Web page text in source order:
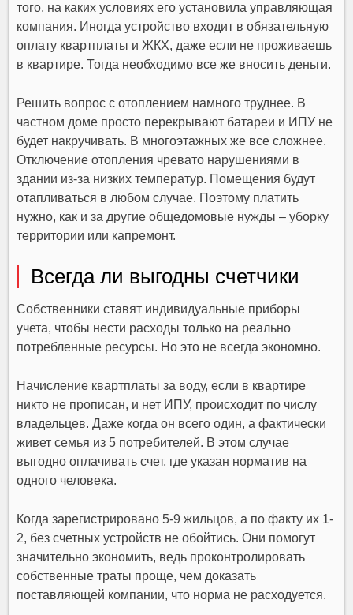
того, на каких условиях его установила управляющая
компания. Иногда устройство входит в обязательную
оплату квартплаты и ЖКХ, даже если не проживаешь
в квартире. Тогда необходимо все же вносить деньги.
Решить вопрос с отоплением намного труднее. В
частном доме просто перекрывают батареи и ИПУ не
будет накручивать. В многоэтажных же все сложнее.
Отключение отопления чревато нарушениями в
здании из-за низких температур. Помещения будут
отапливаться в любом случае. Поэтому платить
нужно, как и за другие общедомовые нужды – уборку
территории или капремонт.
Всегда ли выгодны счетчики
Собственники ставят индивидуальные приборы
учета, чтобы нести расходы только на реально
потребленные ресурсы. Но это не всегда экономно.
Начисление квартплаты за воду, если в квартире
никто не прописан, и нет ИПУ, происходит по числу
владельцев. Даже когда он всего один, а фактически
живет семья из 5 потребителей. В этом случае
выгодно оплачивать счет, где указан норматив на
одного человека.
Когда зарегистрировано 5-9 жильцов, а по факту их 1-
2, без счетных устройств не обойтись. Они помогут
значительно экономить, ведь проконтролировать
собственные траты проще, чем доказать
поставляющей компании, что норма не расходуется.